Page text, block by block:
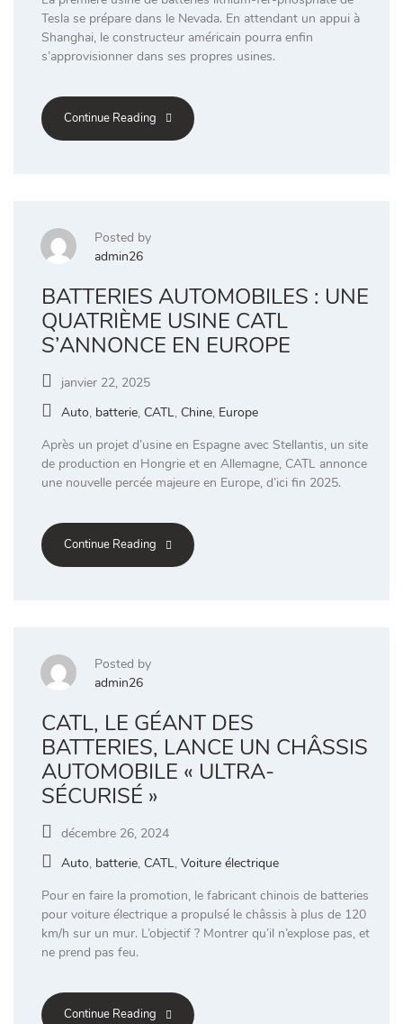
Tesla se prépare dans le Nevada. En attendant un appui à
Shanghai, le constructeur américain pourra enfin
s’approvisionner dans ses propres usines.
Continue Reading
Posted by
admin26
BATTERIES AUTOMOBILES : UNE
QUATRIÈME USINE CATL
S’ANNONCE EN EUROPE
janvier 22, 2025
Auto, batterie, CATL, Chine, Europe
Après un projet d’usine en Espagne avec Stellantis, un site
de production en Hongrie et en Allemagne, CATL annonce
une nouvelle percée majeure en Europe, d’ici fin 2025.
Continue Reading
Posted by
admin26
CATL, LE GÉANT DES
BATTERIES, LANCE UN CHÂSSIS
AUTOMOBILE « ULTRA-
SÉCURISÉ »
décembre 26, 2024
Auto, batterie, CATL, Voiture électrique
Pour en faire la promotion, le fabricant chinois de batteries
pour voiture électrique a propulsé le châssis à plus de 120
km/h sur un mur. L’objectif ? Montrer qu’il n’explose pas, et
ne prend pas feu.
Continue Reading